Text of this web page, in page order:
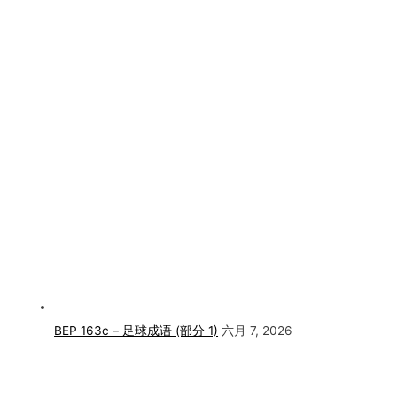
BEP 163c – 足球成语 (部分 1) 六月 7, 2026